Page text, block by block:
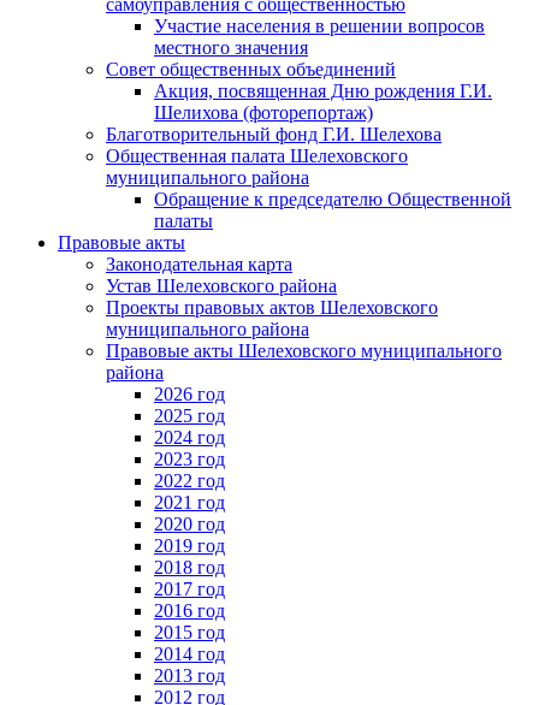
Участие населения в решении вопросов
местного значения
Совет общественных объединений
Акция, посвященная Дню рождения Г.И.
Шелихова (фоторепортаж)
Благотворительный фонд Г.И. Шелехова
Общественная палата Шелеховского
муниципального района
Обращение к председателю Общественной
палаты
Правовые акты
Законодательная карта
Устав Шелеховского района
Проекты правовых актов Шелеховского
муниципального района
Правовые акты Шелеховского муниципального
района
2026 год
2025 год
2024 год
2023 год
2022 год
2021 год
2020 год
2019 год
2018 год
2017 год
2016 год
2015 год
2014 год
2013 год
2012 год